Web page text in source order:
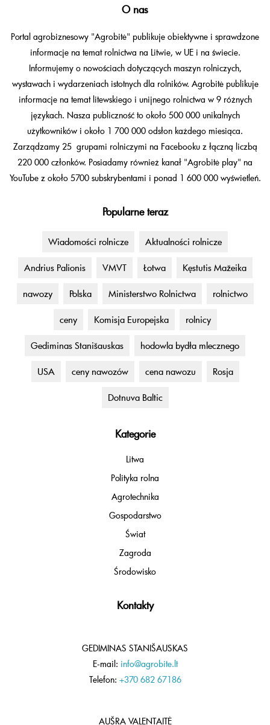
O nas
Portal agrobiznesowy "Agrobitė" publikuje obiektywne i sprawdzone
informacje na temat rolnictwa na Litwie, w UE i na świecie.
Informujemy o nowościach dotyczących maszyn rolniczych,
wystawach i wydarzeniach istotnych dla rolników. Agrobitė publikuje
informacje na temat litewskiego i unijnego rolnictwa w 9 różnych
językach. Nasza publiczność to około 500 000 unikalnych
użytkowników i około 1 700 000 odsłon każdego miesiąca.
Zarządzamy 25 grupami rolniczymi na Facebooku z łączną liczbą
220 000 członków. Posiadamy również kanał "Agrobitė play" na
YouTube z około 5700 subskrybentami i ponad 1 600 000 wyświetleń.
Popularne teraz
Wiadomości rolnicze Aktualności rolnicze
Andrius Palionis VMVT Łotwa Kęstutis Mažeika
nawozy Polska Ministerstwo Rolnictwa rolnictwo
ceny Komisja Europejska rolnicy
Gediminas Stanišauskas hodowla bydła mlecznego
USA ceny nawozów cena nawozu Rosja
Dotnuva Baltic
Kategorie
Litwa
Polityka rolna
Agrotechnika
Gospodarstwo
Świat
Zagroda
Środowisko
Kontakty
GEDIMINAS STANIŠAUSKAS
E-mail: info@agrobite.lt
Telefon: +370 682 67186
AUŠRA VALENTAITĖ